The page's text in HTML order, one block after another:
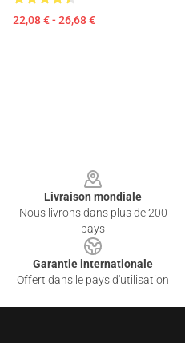
22,08 € - 26,68 €
Livraison mondiale
Nous livrons dans plus de 200
pays
Garantie internationale
Offert dans le pays d'utilisation